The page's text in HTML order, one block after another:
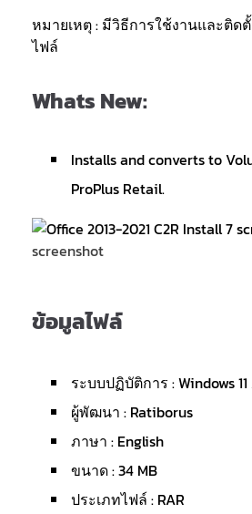
หมายเหตุ : มีวิธีการใช้งานและติด
ไฟล์
Whats New:
Installs and converts to
ProPlus Retail.
screenshot
ข้อมูลไฟล์
ระบบปฏิบัติการ : Windows 11
ผู้พัฒนา : Ratiborus
ภาษา : English
ขนาด : 34 MB
ประเภทไฟล์ : RAR